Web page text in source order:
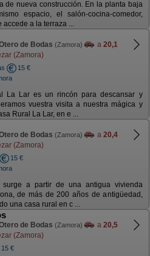
de nueva construcción. En la planta baja
espacio, el salón-cocina-comedor,
accede a la terraza ...
de Bodas (Zamora) a 20,1
(Zamora)
15 €
La Lar es un rincón para descansar y
vuestra visita a nuestra mágica y
Rural La Lar, en e ...
de Bodas (Zamora) a 20,4
(Zamora)
15 €
a partir de una antigua vivienda
de más de 200 años de antigüedad,
una casa rural en c ...
de Bodas (Zamora) a 20,5
(Zamora)
15 €